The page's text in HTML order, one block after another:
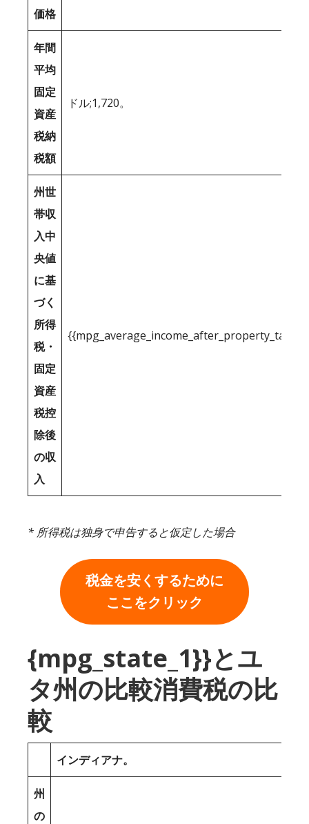
価格
年間
平均
固定
資産
税納
税額
ドル;1,720。
州世
帯収
入中
央値
に基
づく
所得
税・
固定
資産
税控
除後
の収
入
* 所得税は独身で申告すると仮定した場合
税金を安くするために
ここをクリック
{mpg_state_1}}とユ
タ州の比較消費税の比
較
インディアナ。
州
の